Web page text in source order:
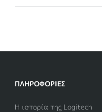
ΠΛΗΡΟΦΟΡΊΕΣ
Η ιστορία της Logitech